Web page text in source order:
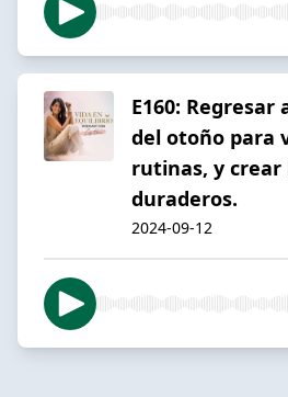
E160: Regresar
del otoño para
rutinas, y crear
duraderos.
2024-09-12